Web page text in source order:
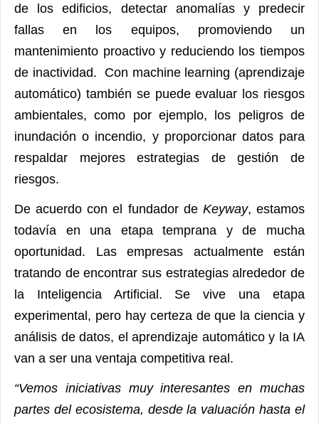
de los edificios, detectar anomalías y predecir
fallas en los equipos, promoviendo un
mantenimiento proactivo y reduciendo los tiempos
de inactividad. Con machine learning (aprendizaje
automático) también se puede evaluar los riesgos
ambientales, como por ejemplo, los peligros de
inundación o incendio, y proporcionar datos para
respaldar mejores estrategias de gestión de
riesgos.
De acuerdo con el fundador de Keyway, estamos
todavía en una etapa temprana y de mucha
oportunidad. Las empresas actualmente están
tratando de encontrar sus estrategias alrededor de
la Inteligencia Artificial. Se vive una etapa
experimental, pero hay certeza de que la ciencia y
análisis de datos, el aprendizaje automático y la IA
van a ser una ventaja competitiva real.
“Vemos iniciativas muy interesantes en muchas
partes del ecosistema, desde la valuación hasta el